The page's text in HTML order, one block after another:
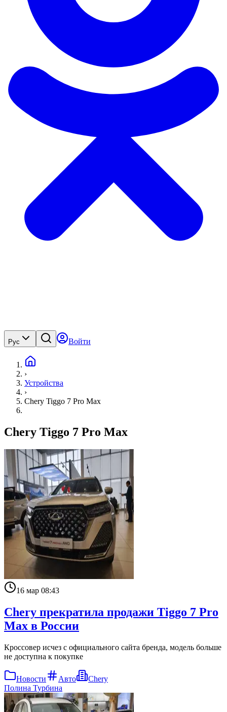
Рус Войти
›
Устройства
›
Chery Tiggo 7 Pro Max
Chery Tiggo 7 Pro Max
16 мар 08:43
Chery прекратила продажи Tiggo 7 Pro
Max в России
Кроссовер исчез с официального сайта бренда, модель больше
не доступна к покупке
Новости Авто
Chery
Полина Турбина